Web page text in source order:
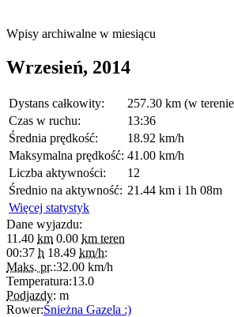
Wpisy archiwalne w miesiącu
Wrzesień, 2014
Dystans całkowity:
257.30 km (w
Czas w ruchu:
13:36
Średnia prędkość:
18.92 km/h
Maksymalna prędkość: 41.00 km/h
Liczba aktywności:
12
Średnio na aktywność: 21.44 km i 1h 08m
Więcej statystyk
Dane wyjazdu:
11.40 km 0.00 km teren
00:37 h 18.49 km/h:
Maks. pr.:32.00 km/h
Temperatura:13.0
Podjazdy: m
Rower:Śnieżna Gazela :)